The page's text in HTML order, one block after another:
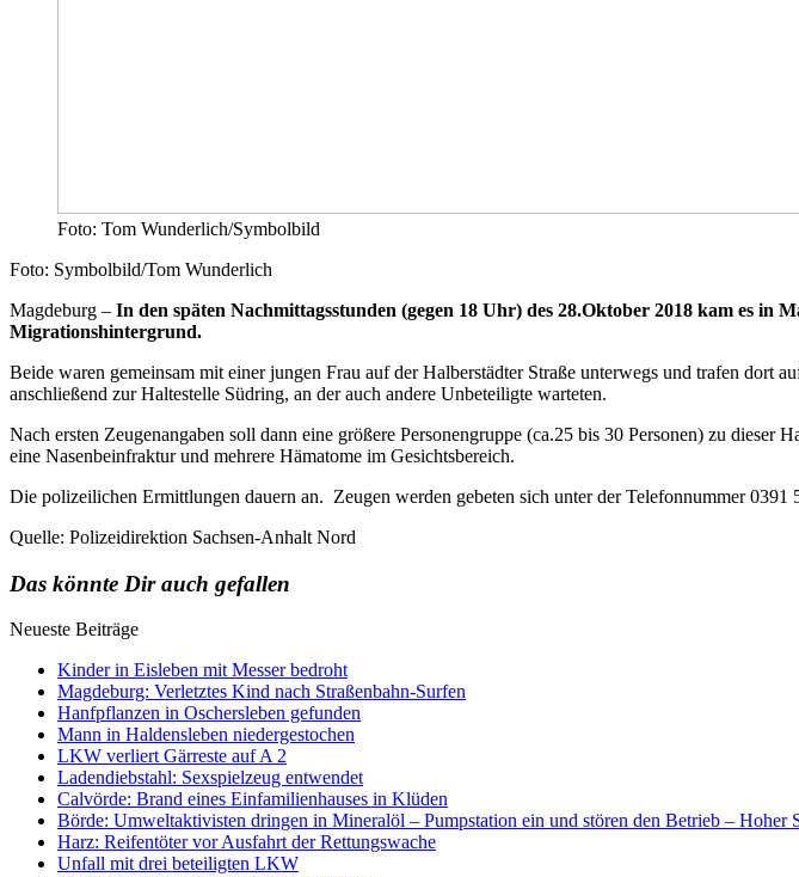
Foto: Tom Wunderlich/Symbolbild
Foto: Symbolbild/Tom Wunderlich
Magdeburg – In den späten Nachmittagsstunden (gegen 18 Uhr) des 28.Oktober 2018 kam es
Migrationshintergrund.
Beide waren gemeinsam mit einer jungen Frau auf der Halberstädter Straße unterwegs und trafen dort
anschließend zur Haltestelle Südring, an der auch andere Unbeteiligte warteten.
Nach ersten Zeugenangaben soll dann eine größere Personengruppe (ca.25 bis 30 Personen) zu
eine Nasenbeinfraktur und mehrere Hämatome im Gesichtsbereich.
Die polizeilichen Ermittlungen dauern an. Zeugen werden gebeten sich unter der Telefonnummer 0391
Quelle: Polizeidirektion Sachsen-Anhalt Nord
Das könnte Dir auch gefallen
Neueste Beiträge
Kinder in Eisleben mit Messer bedroht
Magdeburg: Verletztes Kind nach Straßenbahn-Surfen
Hanfpflanzen in Oschersleben gefunden
Mann in Haldensleben niedergestochen
LKW verliert Gärreste auf A 2
Ladendiebstahl: Sexspielzeug entwendet
Calvörde: Brand eines Einfamilienhauses in Klüden
Börde: Umweltaktivisten dringen in Mineralöl – Pumpstation ein und stören den Betrieb – Hoher
Harz: Reifentöter vor Ausfahrt der Rettungswache
Unfall mit drei beteiligten LKW